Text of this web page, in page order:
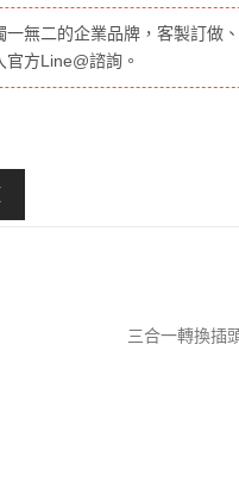
一無二的企業品牌，客製訂做
方Line@諮詢。
三合一轉換插